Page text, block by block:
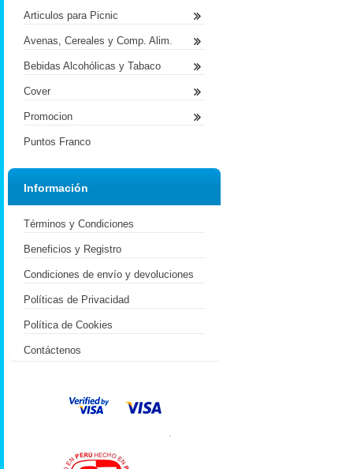
Articulos para Picnic
Avenas, Cereales y Comp. Alim.
Bebidas Alcohólicas y Tabaco
Cover
Promocion
Puntos Franco
Información
Términos y Condiciones
Beneficios y Registro
Condiciones de envío y devoluciones
Políticas de Privacidad
Política de Cookies
Contáctenos
.